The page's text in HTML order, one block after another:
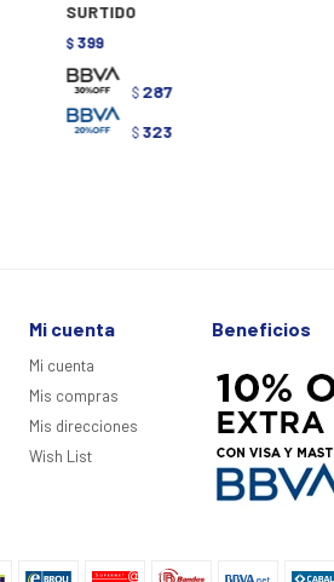
SURTIDO
$ 399
$ 287
$ 323
Mi cuenta
Mi cuenta
Mis compras
Mis direcciones
Wish List
Beneficios